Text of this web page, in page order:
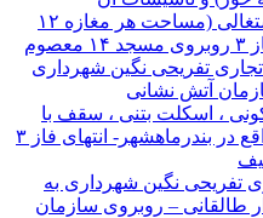
اجاره ۲۰ باب مغازه بازارچه خوداشتغالی (مساحت هر مغازه ۱۲
تجاری تفریحی نگین شهرداری
آتش نشانی
، اسکلت بتنی ، سقف با
۳۳ مجتمع تجاری تفریحی نگین شهرداری به
بلوار طالقانی – روبروی سازمان